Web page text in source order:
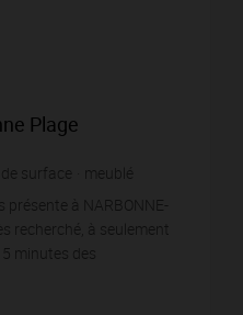
Plage
de surface
meublé
présente à NARBONNE-
recherché, à seulement
minutes des